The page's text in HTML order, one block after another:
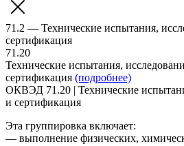
71.2 — Технические испытания,
сертификация
71.20
Технические испытания,
сертификация (подробнее)
ОКВЭД 71.20 | Технические
и сертификация
Эта группировка включает:
— выполнение физических,